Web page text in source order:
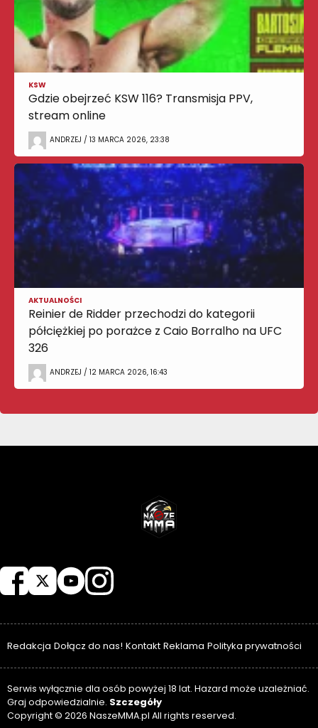
KSW
Gdzie obejrzeć KSW 116? Transmisja PPV,
stream online
ANDRZEJ / 13 MARCA 2026, 23:38
AKTUALNOŚCI
Reinier de Ridder przechodzi do kategorii
półciężkiej po porażce z Caio Borralho na UFC
326
ANDRZEJ / 12 MARCA 2026, 16:43
Redakcja Dołącz do nas! Kontakt Reklama Polityka prywatności
Serwis wyłącznie dla osób powyżej 18 lat. Hazard może uzależniać.
Graj odpowiedzialnie. Szczegóły
Copyright © 2026 NaszeMMA.pl All rights reserved.